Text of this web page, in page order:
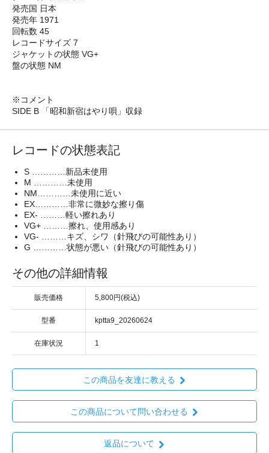
発売国 日本
発売年 1971
回転数 45
レコードサイズ 7
ジャケットの状態 VG+
盤の状態 NM
※コメント
SIDE B 「昭和新宿はやり唄」収録
レコードの状態表記
S …………新品未使用
M …………未使用
NM…………未使用に近い
EX…………非常に微妙な擦り傷
EX- ………軽い擦れあり
VG+ ………擦れ、使用感あり
VG- ………キズ、シワ（針飛びの可能性あり）
G …………状態が悪い（針飛びの可能性あり）
その他の詳細情報
販売価格 5,800円(税込)
型番 kptta9_20260624
在庫状況 1
この商品を友達に教える
この商品について問い合わせる
返品について